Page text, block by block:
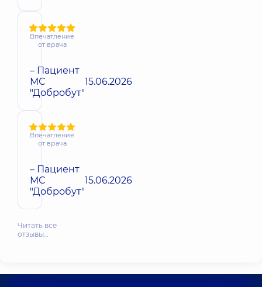
Впечатление
от врача
– Пациент
МС
"Добробут"
15.06.2026
Впечатление
от врача
– Пациент
МС
"Добробут"
15.06.2026
Читать все
отзывы…